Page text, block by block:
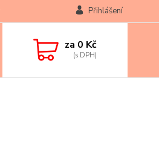
Přihlášení
za 0 Kč